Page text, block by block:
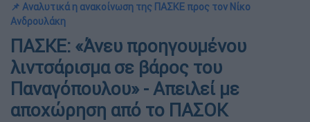
📌 Αναλυτικά η ανακοίνωση της ΠΑΣΚΕ προς τον Νίκο
Ανδρουλάκη
ΠΑΣΚΕ: «Άνευ προηγουμένου
λιντσάρισμα σε βάρος του
Παναγόπουλου» - Απειλεί με
αποχώρηση από το ΠΑΣΟΚ